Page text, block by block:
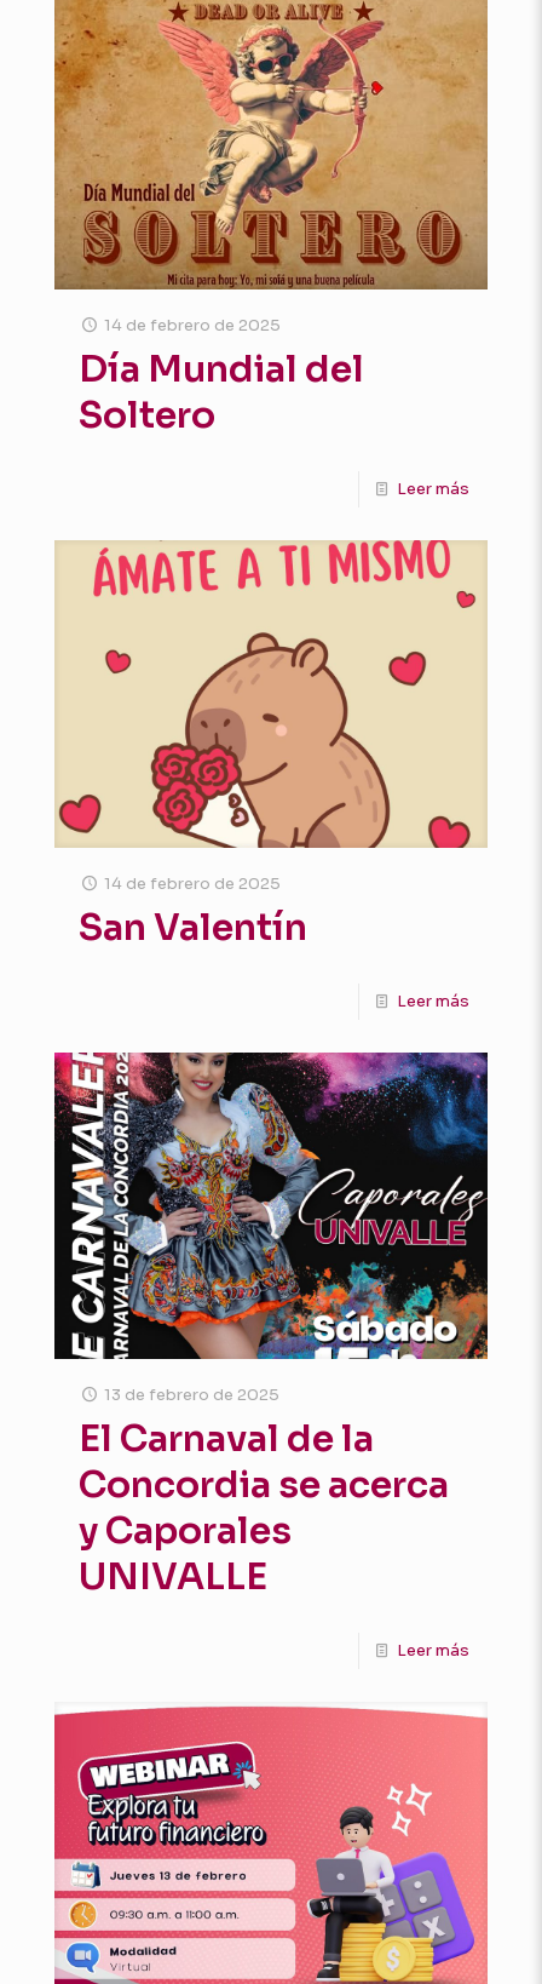
14 de febrero de 2025
Día Mundial del
Soltero
Leer más
14 de febrero de 2025
San Valentín
Leer más
13 de febrero de 2025
El Carnaval de la
Concordia se acerca
y Caporales
UNIVALLE
Leer más